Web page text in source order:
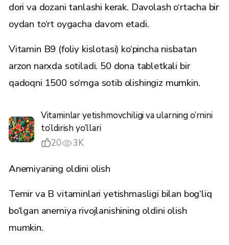
dori va dozani tanlashi kerak. Davolash o‘rtacha bir
oydan to‘rt oygacha davom etadi.
Vitamin B9 (foliy kislotasi) ko‘pincha nisbatan
arzon narxda sotiladi. 50 dona tabletkali bir
qadoqni 1500 so‘mga sotib olishingiz mumkin.
Vitaminlar yetishmovchiligi va ularning o’rnini
to’ldirish yo’llari
20
3K
Anemiyaning oldini olish
Temir va B vitaminlari yetishmasligi bilan bog‘liq
bo‘lgan anemiya rivojlanishining oldini olish
mumkin.